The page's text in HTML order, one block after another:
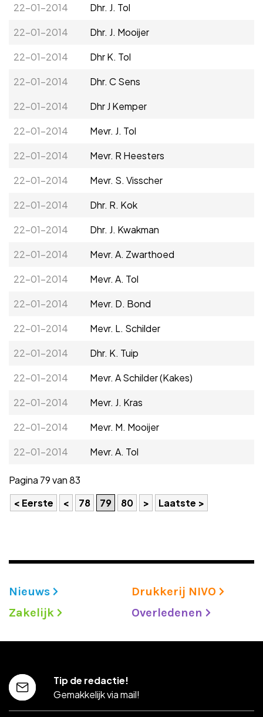
22-01-2014
Dhr. J. Tol
22-01-2014
Dhr. J. Mooijer
22-01-2014
Dhr K. Tol
22-01-2014
Dhr. C Sens
22-01-2014
Dhr J Kemper
22-01-2014
Mevr. J. Tol
22-01-2014
Mevr. R Heesters
22-01-2014
Mevr. S. Visscher
22-01-2014
Dhr. R. Kok
22-01-2014
Dhr. J. Kwakman
22-01-2014
Mevr. A. Zwarthoed
22-01-2014
Mevr. A. Tol
22-01-2014
Mevr. D. Bond
22-01-2014
Mevr. L. Schilder
22-01-2014
Dhr. K. Tuip
22-01-2014
Mevr. A Schilder (Kakes)
22-01-2014
Mevr. J. Kras
22-01-2014
Mevr. M. Mooijer
22-01-2014
Mevr. A. Tol
Pagina 79 van 83
< Eerste
< 78 79 80 > Laatste >
Nieuws
Drukkerij NIVO
Zakelijk
Overledenen
Tip de redactie!
Gemakkelijk via mail!